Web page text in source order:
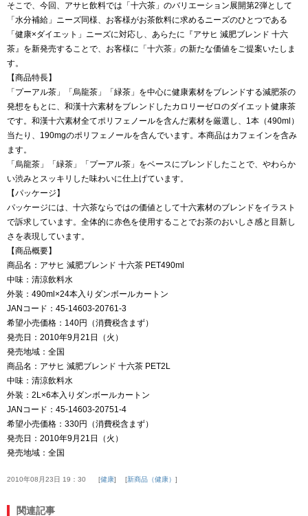
そこで、今回、アサヒ飲料では「十六茶」のバリエーション展開第2弾として
「水分補給」ニーズ同様、お客様がお茶飲料に求めるニーズのひとつである
「健康×ダイエット」ニーズに対応し、あらたに『アサヒ 減肥ブレンド 十六
茶』を新発売することで、お客様に「十六茶」の新たな価値をご提案いたしま
す。
【商品特長】
「プーアル茶」「烏龍茶」「緑茶」を中心に健康素材をブレンドする減肥茶の
発想をもとに、和漢十六素材をブレンドしたカロリーゼロのダイエット健康茶
です。和漢十六素材全てポリフェノールを含んだ素材を厳選し、1本（490ml）
当たり、190mgのポリフェノールを含んでいます。本商品はカフェインを含み
ます。
「烏龍茶」「緑茶」「プーアル茶」をベースにブレンドしたことで、やわらか
い渋みとスッキリした味わいに仕上げています。
【パッケージ】
パッケージには、十六茶ならではの価値として十六素材のブレンドをイラスト
で訴求しています。全体的に赤色を使用することでお茶のおいしさ感と目新し
さを表現しています。
【商品概要】
商品名：アサヒ 減肥ブレンド 十六茶 PET490ml
中味：清涼飲料水
外装：490ml×24本入りダンボールカートン
JANコード：45-14603-20761-3
希望小売価格：140円（消費税含まず）
発売日：2010年9月21日（火）
発売地域：全国
商品名：アサヒ 減肥ブレンド 十六茶 PET2L
中味：清涼飲料水
外装：2L×6本入りダンボールカートン
JANコード：45-14603-20751-4
希望小売価格：330円（消費税含まず）
発売日：2010年9月21日（火）
発売地域：全国
2010年08月23日 19：30 健康 新商品（健康）
関連記事